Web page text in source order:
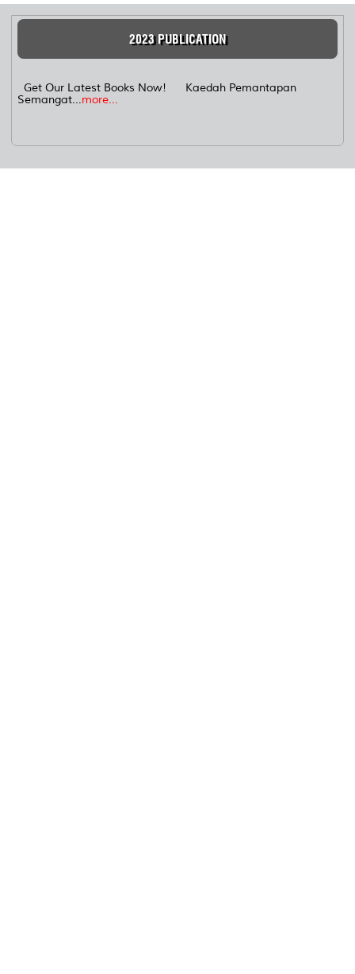
2023 PUBLICATION
Get Our Latest Books Now! Kaedah Pemantapan
Semangat...more...